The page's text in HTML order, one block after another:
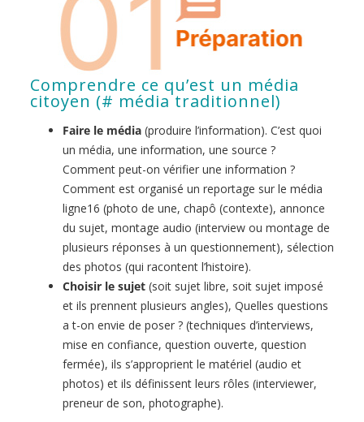
Comprendre ce qu’est un média
citoyen (# média traditionnel)
Faire le média(produire l’information). C’est quoi
un média, une information, une source ?
Comment peut-on vérifier une information ?
Comment est organisé un reportage sur le média
ligne16 (photo de une, chapô (contexte), annonce
du sujet, montage audio (interview ou montage de
plusieurs réponses à un questionnement), sélection
des photos (qui racontent l’histoire).
Choisir le sujet(soit sujet libre, soit sujet imposé
et ils prennent plusieurs angles), Quelles questions
a t-on envie de poser ? (techniques d’interviews,
mise en confiance, question ouverte, question
fermée), ils s’approprient le matériel (audio et
photos) et ils définissent leurs rôles (interviewer,
preneur de son, photographe).